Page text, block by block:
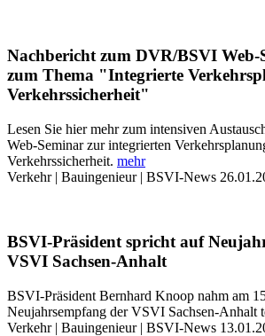
Nachbericht zum DVR/BSVI Web-
zum Thema "Integrierte
Verkehrssicherheit"
Lesen Sie hier mehr zum intensiven
Web-Seminar zur integrierten
Verkehrssicherheit. mehr
Verkehr | Bauingenieur | BSVI-News
BSVI-Präsident spricht auf
VSVI Sachsen-Anhalt
BSVI-Präsident Bernhard Knoop nahm am
Neujahrsempfang der VSVI Sachsen-Anhalt
Verkehr | Bauingenieur | BSVI-News